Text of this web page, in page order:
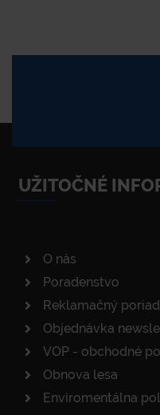
UŽITOČNÉ
O nás
Poradenstvo
Reklamačný
Objednávka
VOP - obchodné
Obnova lesa
Enviromentálna